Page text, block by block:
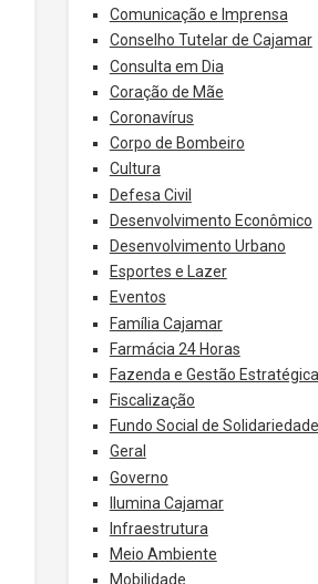
Comunicação e Imprensa
Conselho Tutelar de Cajamar
Consulta em Dia
Coração de Mãe
Coronavírus
Corpo de Bombeiro
Cultura
Defesa Civil
Desenvolvimento Econômico
Desenvolvimento Urbano
Esportes e Lazer
Eventos
Família Cajamar
Farmácia 24 Horas
Fazenda e Gestão Estratégica
Fiscalização
Fundo Social de Solidariedade
Geral
Governo
Ilumina Cajamar
Infraestrutura
Meio Ambiente
Mobilidade